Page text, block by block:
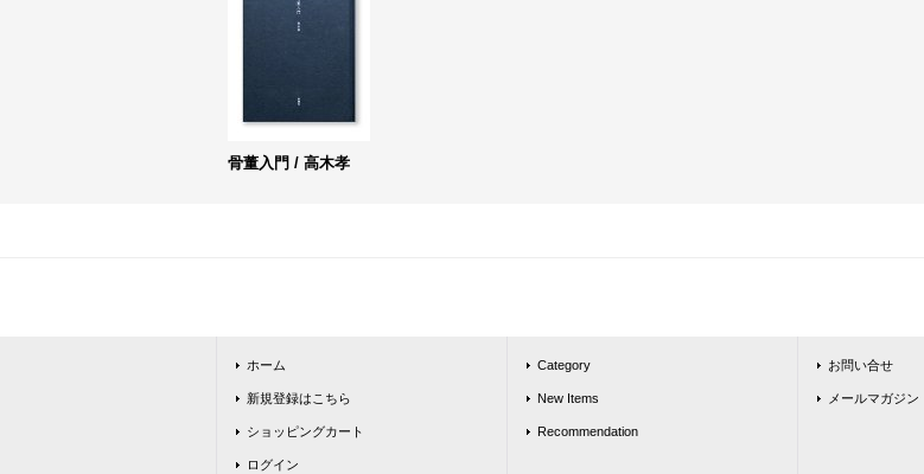
骨董入門 / 高木孝
ホーム
新規登録はこちら
ショッピングカート
ログイン
Category
New Items
Recommendation
お問い合せ
メールマガジン